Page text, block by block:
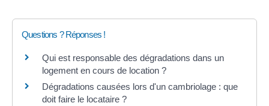
Questions ? Réponses !
Qui est responsable des dégradations dans un
logement en cours de location ?
Dégradations causées lors d'un cambriolage : que
doit faire le locataire ?